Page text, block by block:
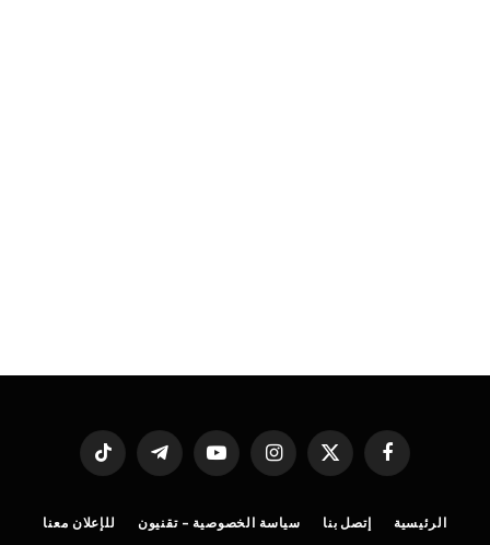
فيسبوك
X
الانستغراميوتيوب تيلقرام تيكتوك
الرئيسية إتصل بنا سياسة الخصوصية – تقنيون للإعلان معنا